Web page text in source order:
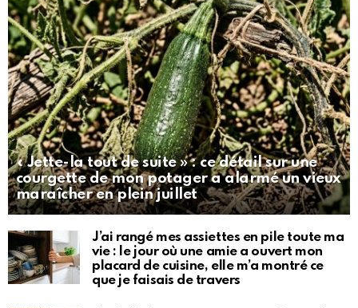
« Jette-la tout de suite » : ce détail sur une
courgette de mon potager a alarmé un vieux
maraîcher en plein juillet
J’ai rangé mes assiettes en pile toute ma
vie : le jour où une amie a ouvert mon
placard de cuisine, elle m’a montré ce
que je faisais de travers